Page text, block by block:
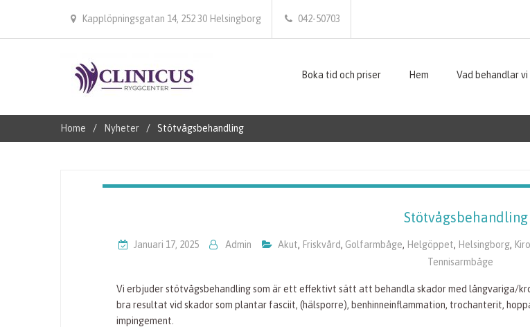
Kapplöpningsgatan 14, 252 30 Helsingborg
042-50703
Boka tid och priser Hem Vad behandlar vi
Home Nyheter Stötvågsbehandling
Stötvågsbehandling
Januari 17, 2025 Admin Akut, Friskvård, Golfarmbåge, Helgöppet, Helsingborg,
Tennisarmbåge
Vi erbjuder stötvågsbehandling som är ett effektivt sätt att behandla skador med långvariga/
bra resultat vid skador som plantar fasciit, (hälsporre), benhinneinflammation, trochanterit,
impingement.